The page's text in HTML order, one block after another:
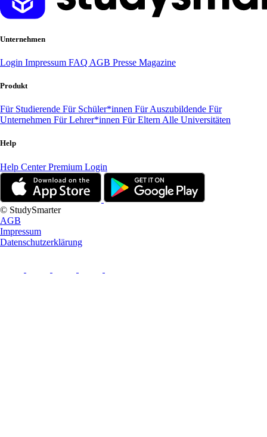
Unternehmen
Login Impressum FAQ AGB Presse Magazine
Produkt
Für Studierende Für Schüler*innen Für Auszubildende Für
Unternehmen Für Lehrer*innen Für Eltern Alle Universitäten
Help
Help CenterPremium Login
© StudySmarter
AGB
Impressum
Datenschutzerklärung